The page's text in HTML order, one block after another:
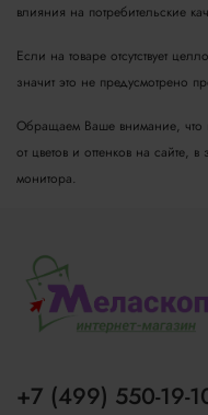
влияния на потребительские
Если на товаре отсутствует
значит это не предусмотрено
Обращаем Ваше внимание, что
от цветов и оттенков на сайте,
монитора.
+7 (499) 550-19-